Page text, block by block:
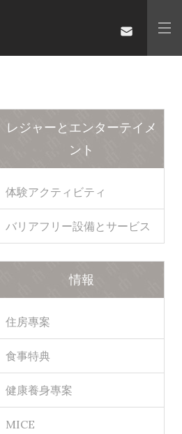
レジャーとエンターテイメ
ント
体験アクティビティ
バリアフリー設備とサービス
情報
住房專案
食事特典
健康養身專案
MICE